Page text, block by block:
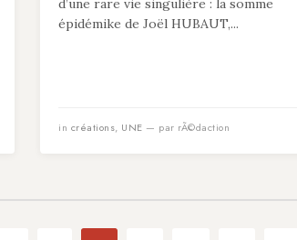
d’une rare vie singulière : la somme
épidémike de Joël HUBAUT,...
in créations, UNE — par rÃ©daction